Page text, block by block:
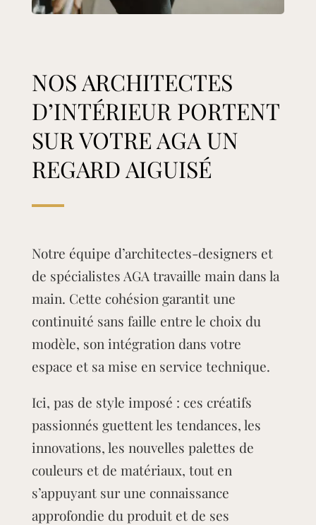
NOS ARCHITECTES
D’INTÉRIEUR PORTENT
SUR VOTRE AGA UN
REGARD AIGUISÉ
Notre équipe d’architectes-designers et
de spécialistes AGA travaille main dans la
main. Cette cohésion garantit une
continuité sans faille entre le choix du
modèle, son intégration dans votre
espace et sa mise en service technique.
Ici, pas de style imposé : ces créatifs
passionnés guettent les tendances, les
innovations, les nouvelles palettes de
couleurs et de matériaux, tout en
s’appuyant sur une connaissance
approfondie du produit et de ses